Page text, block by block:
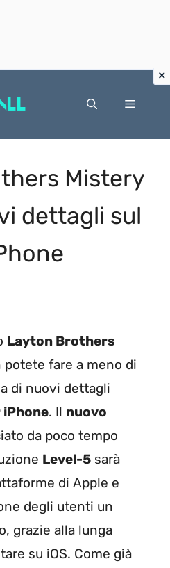
Menu
Mistery
dettagli sul
Layton Brothers
potete fare a meno di
di nuovi dettagli
. Il nuovo
da poco tempo
Level-5 sarà
di Apple e
degli utenti un
grazie alla lunga
su iOS. Come già